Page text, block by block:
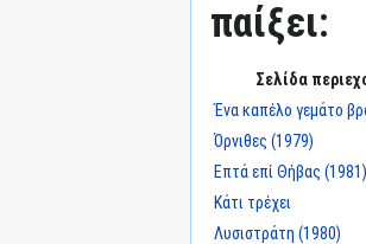
παίξει:
Σελίδα
Ένα καπέλο γεμάτο
Όρνιθες (1979)
Επτά επί Θήβας (1981)
Κάτι τρέχει
Λυσιστράτη (1980)